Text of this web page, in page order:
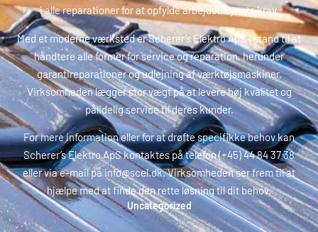
i alle reparationer for at opfylde arbejdstilsynets krav.
Med et moderne værksted er Scherer’s Elektro ApS i stand til at
håndtere alle former for service og reparation, herunder
garantireparationer og udlejning af værktøjsmaskiner.
Virksomheden lægger stor vægt på at levere høj kvalitet og
pålidelig service til deres kunder.
For mere information eller for at drøfte specifikke behov kan
Scherer’s Elektro ApS kontaktes på telefon (+45) 44 84 37 38
eller via e-mail på info@scel.dk. Virksomheden ser frem til at
hjælpe med at finde den rette løsning til dit behov.
Uncategorized